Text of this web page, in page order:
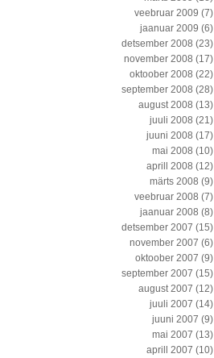
veebruar 2009 (7)
jaanuar 2009 (6)
detsember 2008 (23)
november 2008 (17)
oktoober 2008 (22)
september 2008 (28)
august 2008 (13)
juuli 2008 (21)
juuni 2008 (17)
mai 2008 (10)
aprill 2008 (12)
märts 2008 (9)
veebruar 2008 (7)
jaanuar 2008 (8)
detsember 2007 (15)
november 2007 (6)
oktoober 2007 (9)
september 2007 (15)
august 2007 (12)
juuli 2007 (14)
juuni 2007 (9)
mai 2007 (13)
aprill 2007 (10)